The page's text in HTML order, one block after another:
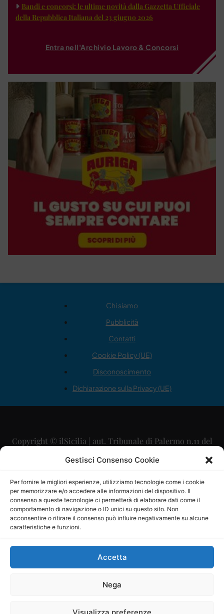
Gestisci Consenso Cookie
Per fornire le migliori esperienze, utilizziamo tecnologie come i cookie
per memorizzare e/o accedere alle informazioni del dispositivo. Il
consenso a queste tecnologie ci permetterà di elaborare dati come il
comportamento di navigazione o ID unici su questo sito. Non
acconsentire o ritirare il consenso può influire negativamente su alcune
caratteristiche e funzioni.
Accetta
Nega
Bandi e concorsi: le ultime novità dalla Gazzetta Ufficiale
della Repubblica Italiana del 23 giugno 2026
Entra nell'Archivio Lavoro & Concorsi
Chi siamo
Pubblicità
Contatti
Cookie Policy (UE)
Disconoscimento
Dichiarazione sulla Privacy (UE)
Copyright © ilSicilia | aut. Tribunale di Palermo n.11 del
29/09/2015
Direttore Editoriale: Maurizio Scaglione
Direttore Responsabile: Maria Calabrese
P.IVA: 06334930820
Mercurio Comunicazione Società Cooperativa a r.l. è
iscritta al Registro degli Operatori di Comunicazione al